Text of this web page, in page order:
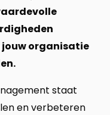
jouw organisatie
staat
en verbeteren